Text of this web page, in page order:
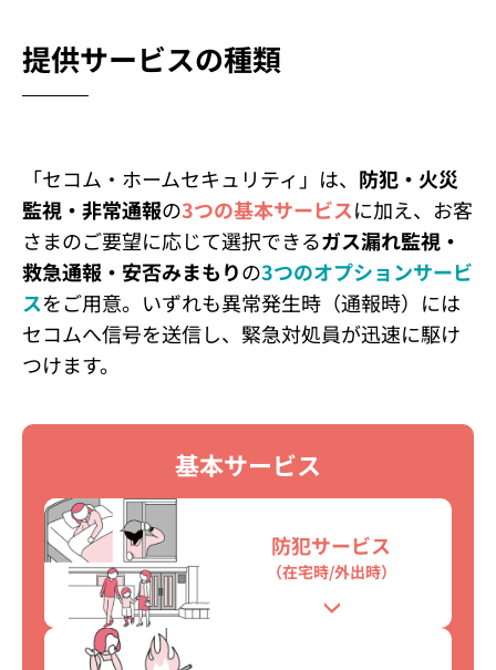
提供サービスの種類
「セコム・ホームセキュリティ」は、 防犯・火災
監視・非常通報の3つの基本サービスに加え、お客
さまのご要望に応じて選択できるガス漏れ監視・
救急通報・安否みまもりの3つのオプションサービ
スをご用意。いずれも異常発生時（通報時）には
セコムへ信号を送信し、緊急対処員が迅速に駆け
つけます。
基本サービス
防犯サービス
（在宅時/外出時）